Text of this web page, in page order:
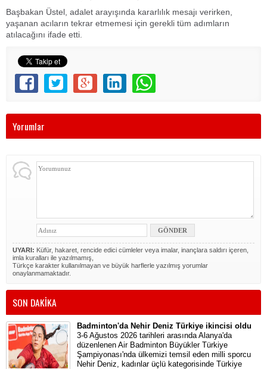
Başbakan Üstel, adalet arayışında kararlılık mesajı verirken,
yaşanan acıların tekrar etmemesi için gerekli tüm adımların
atılacağını ifade etti.
Yorumlar
UYARI: Küfür, hakaret, rencide edici cümleler veya imalar, inançlara saldırı içeren,
imla kuralları ile yazılmamış,
Türkçe karakter kullanılmayan ve büyük harflerle yazılmış yorumlar
onaylanmamaktadır.
SON DAKİKA
Badminton'da Nehir Deniz Türkiye ikincisi oldu
3-6 Ağustos 2026 tarihleri arasında Alanya'da
düzenlenen Air Badminton Büyükler Türkiye
Şampiyonası'nda ülkemizi temsil eden milli sporcu
Nehir Deniz, kadınlar üçlü kategorisinde Türkiye